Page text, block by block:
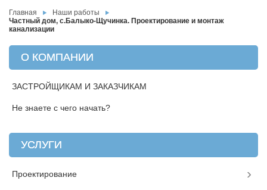
Главная
Наши работы
Частный дом, с.Балыко-Щучинка. Проектирование и монтаж
канализации
О КОМПАНИИ
ЗАСТРОЙЩИКАМ И ЗАКАЗЧИКАМ
Не знаете с чего начать?
УСЛУГИ
Проектирование